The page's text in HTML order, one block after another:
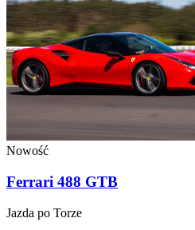
Nowość
Ferrari 488 GTB
Jazda po Torze